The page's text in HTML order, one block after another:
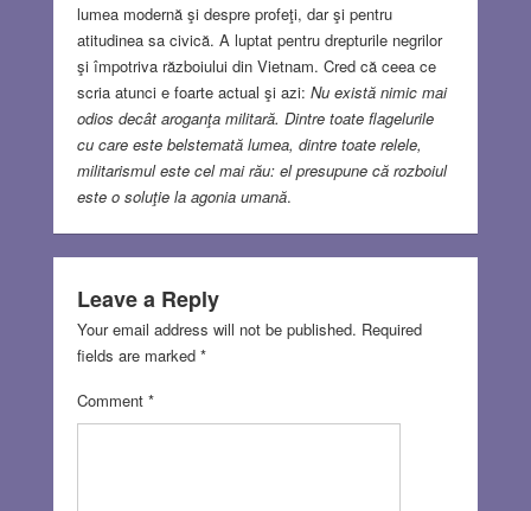
lumea modernă şi despre profeţi, dar şi pentru
atitudinea sa civică. A luptat pentru drepturile negrilor
şi împotriva războiului din Vietnam. Cred că ceea ce
scria atunci e foarte actual şi azi: Nu există nimic mai
odios decât aroganţa militară. Dintre toate flagelurile
cu care este belstemată lumea, dintre toate relele,
militarismul este cel mai rău: el presupune că rozboiul
este o soluţie la agonia umană.
Leave a Reply
Your email address will not be published. Required
fields are marked *
Comment *